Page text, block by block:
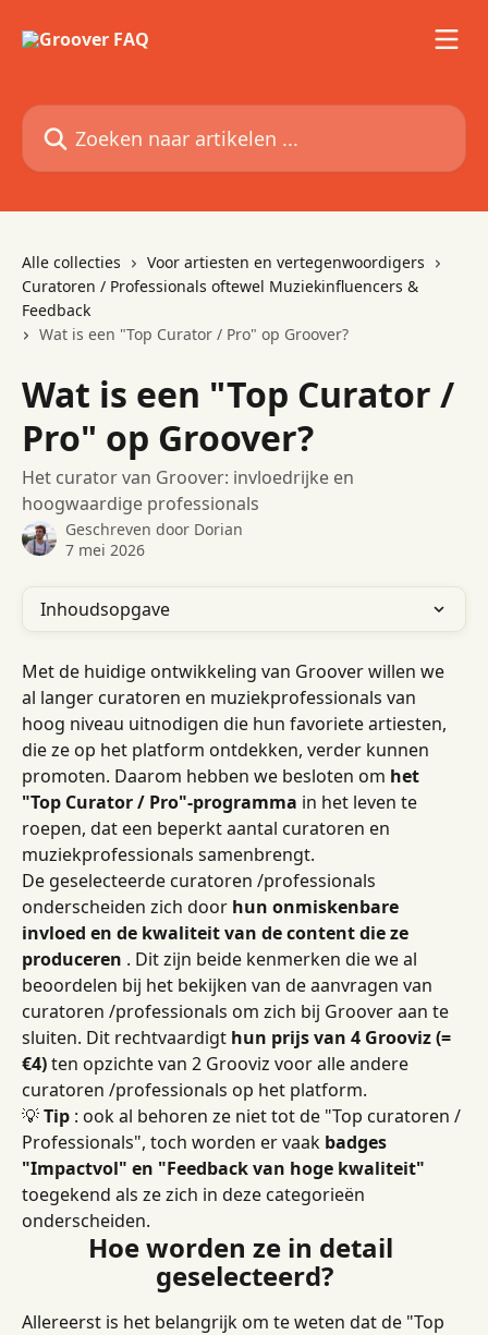
Zoeken naar artikelen ...
Alle collecties
Voor artiesten en vertegenwoordigers
Curatoren / Professionals oftewel Muziekinfluencers &
Feedback
Wat is een "Top Curator / Pro" op Groover?
Wat is een "Top Curator /
Pro" op Groover?
Het curator van Groover: invloedrijke en
hoogwaardige professionals
Geschreven door Dorian
7 mei 2026
Inhoudsopgave
Met de huidige ontwikkeling van Groover willen we
al langer curatoren en muziekprofessionals van
hoog niveau uitnodigen die hun favoriete artiesten,
die ze op het platform ontdekken, verder kunnen
promoten. Daarom hebben we besloten om het
"Top Curator / Pro"-programma in het leven te
roepen, dat een beperkt aantal curatoren en
muziekprofessionals samenbrengt.
De geselecteerde curatoren /professionals
onderscheiden zich door hun onmiskenbare
invloed en de kwaliteit van de content die ze
produceren . Dit zijn beide kenmerken die we al
beoordelen bij het bekijken van de aanvragen van
curatoren /professionals om zich bij Groover aan te
sluiten. Dit rechtvaardigt hun prijs van 4 Grooviz (=
€4) ten opzichte van 2 Grooviz voor alle andere
curatoren /professionals op het platform.
💡 Tip : ook al behoren ze niet tot de "Top curatoren /
Professionals", toch worden er vaak badges
"Impactvol" en "Feedback van hoge kwaliteit"
toegekend als ze zich in deze categorieën
onderscheiden.
Hoe worden ze in detail
geselecteerd?
Allereerst is het belangrijk om te weten dat de "Top